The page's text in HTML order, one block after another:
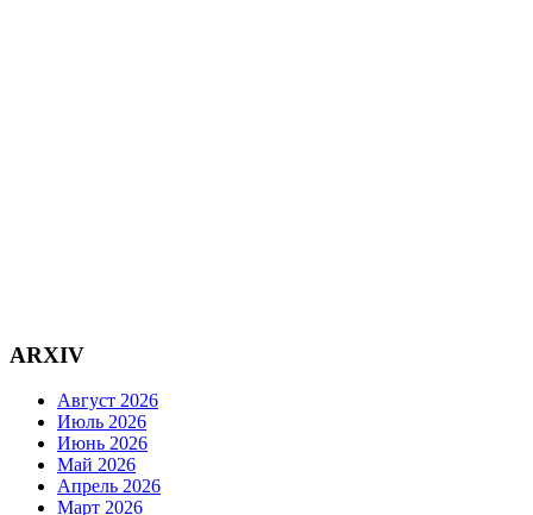
ARXIV
Август 2026
Июль 2026
Июнь 2026
Май 2026
Апрель 2026
Март 2026